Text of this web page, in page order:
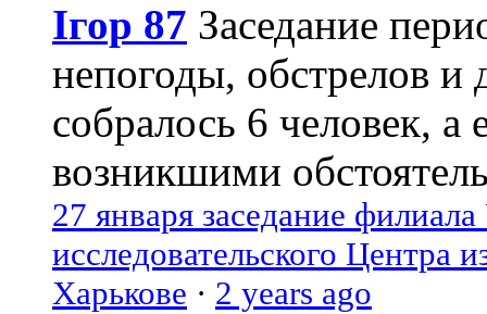
Ігор 87 Заседание
непогоды, обстрелов и
собралось 6 человек, а
возникшими
27 января заседание
исследовательского Центра
Харькове · 2 years ago